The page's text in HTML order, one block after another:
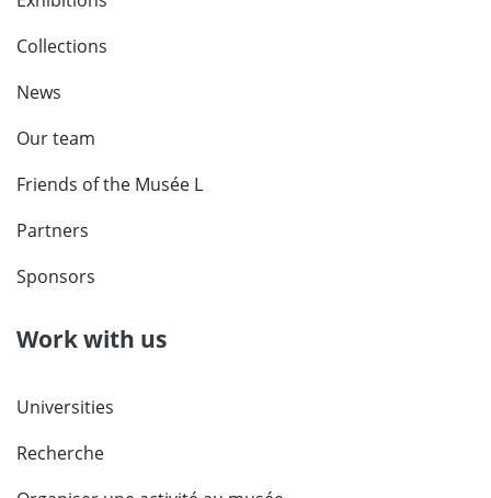
Collections
News
Our team
Friends of the Musée L
Partners
Sponsors
Work with us
Universities
Recherche